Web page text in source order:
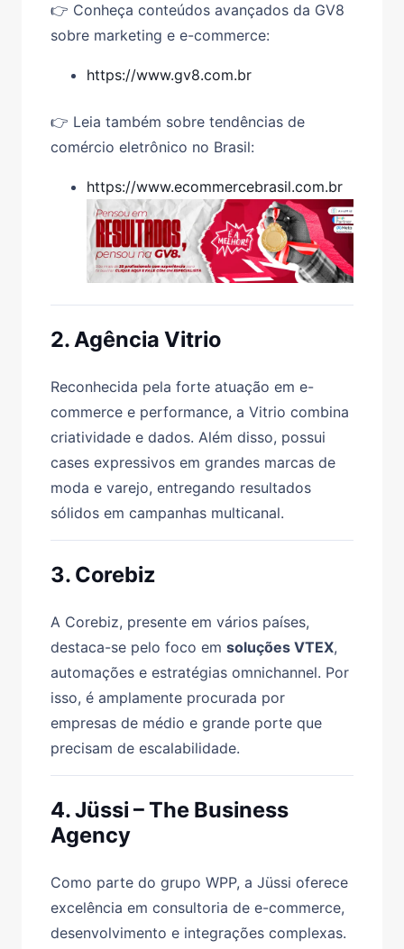
👉 Conheça conteúdos avançados da GV8
sobre marketing e e-commerce:
https://www.gv8.com.br
👉 Leia também sobre tendências de
comércio eletrônico no Brasil:
https://www.ecommercebrasil.com.br
2. Agência Vitrio
Reconhecida pela forte atuação em e-
commerce e performance, a Vitrio combina
criatividade e dados. Além disso, possui
cases expressivos em grandes marcas de
moda e varejo, entregando resultados
sólidos em campanhas multicanal.
3. Corebiz
A Corebiz, presente em vários países,
destaca-se pelo foco em soluções VTEX,
automações e estratégias omnichannel. Por
isso, é amplamente procurada por
empresas de médio e grande porte que
precisam de escalabilidade.
4. Jüssi – The Business
Agency
Como parte do grupo WPP, a Jüssi oferece
excelência em consultoria de e-commerce,
desenvolvimento e integrações complexas.